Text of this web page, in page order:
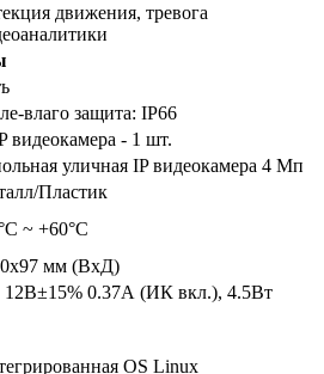
движения, тревога
влаго защита: IP66
видеокамера - 1 шт.
уличная IP видеокамера 4 Мп
Пластик
~ +60°С
мм (ВхД)
12В±15% 0.37А (ИК вкл.), 4.5Вт
OS Linux